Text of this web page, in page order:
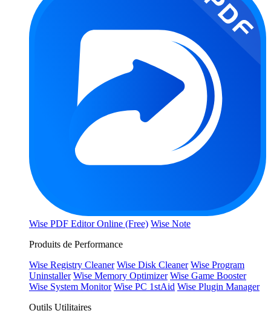
Wise PDF Editor Online (Free) Wise Note
Produits de Performance
Wise Registry Cleaner Wise Disk Cleaner Wise Program
Uninstaller Wise Memory Optimizer Wise Game Booster
Wise System Monitor Wise PC 1stAid Wise Plugin Manager
Outils Utilitaires